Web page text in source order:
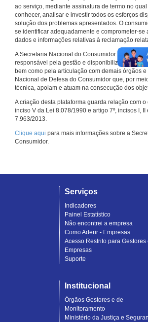
ao serviço, mediante assinatura de termo no
conhecer, analisar e investir todos os esforços
solução dos problemas apresentados. O
se identificar adequadamente e comprometer-se
dados e informações relativas à reclamação
A Secretaria Nacional do Consumidor do
responsável pela gestão e disponibilização do
bem como pela articulação com demais órgãos
Nacional de Defesa do Consumidor que, por
técnica, apoiam e atuam na consecução dos
A criação desta plataforma guarda relação com o
inciso V da Lei 8.078/1990 e artigo 7º, incisos I, II
7.963/2013.
Clique aqui para mais informações sobre a
Consumidor.
Serviços
Indicadores
Painel Estatístico
Não encontrei a empresa
Como Aderir - Empresas
Acesso Restrito para Gestores
Empresas
Suporte
Institucional
Órgãos Gestores e de
Monitoramento
Ministério da Justiça e